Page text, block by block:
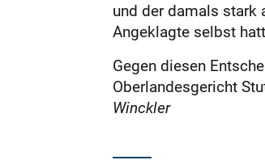
und der damals stark
Angeklagte selbst
Gegen diesen
Oberlandesgericht
Winckler